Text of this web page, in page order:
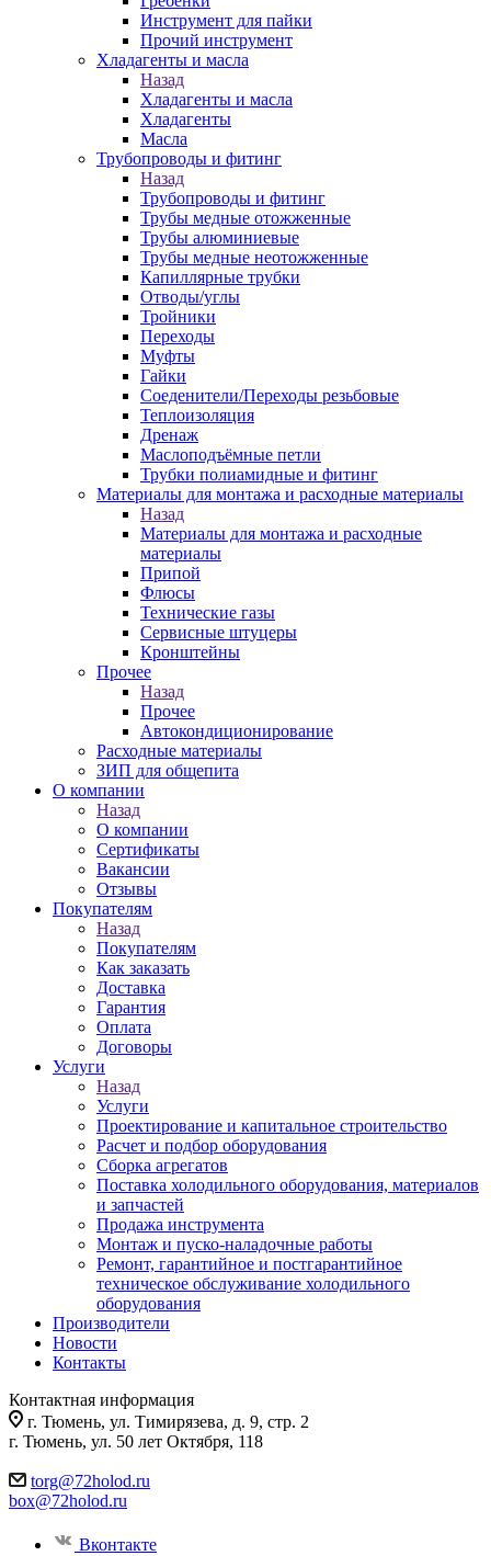
Инструмент для пайки
Прочий инструмент
Хладагенты и масла
Назад
Хладагенты и масла
Хладагенты
Масла
Трубопроводы и фитинг
Назад
Трубопроводы и фитинг
Трубы медные отожженные
Трубы алюминиевые
Трубы медные неотожженные
Капиллярные трубки
Отводы/углы
Тройники
Переходы
Муфты
Гайки
Соеденители/Переходы резьбовые
Теплоизоляция
Дренаж
Маслоподъёмные петли
Трубки полиамидные и фитинг
Материалы для монтажа и расходные материалы
Назад
Материалы для монтажа и расходные
материалы
Припой
Флюсы
Технические газы
Сервисные штуцеры
Кронштейны
Прочее
Назад
Прочее
Автокондиционирование
Расходные материалы
ЗИП для общепита
О компании
Назад
О компании
Сертификаты
Вакансии
Отзывы
Покупателям
Назад
Покупателям
Как заказать
Доставка
Гарантия
Оплата
Договоры
Услуги
Назад
Услуги
Проектирование и капитальное строительство
Расчет и подбор оборудования
Сборка агрегатов
Поставка холодильного оборудования, материалов
и запчастей
Продажа инструмента
Монтаж и пуско-наладочные работы
Ремонт, гарантийное и постгарантийное
техническое обслуживание холодильного
оборудования
Производители
Новости
Контакты
Контактная информация
г. Тюмень, ул. Тимирязева, д. 9, стр. 2
г. Тюмень, ул. 50 лет Октября, 118
torg@72holod.ru
box@72holod.ru
Вконтакте